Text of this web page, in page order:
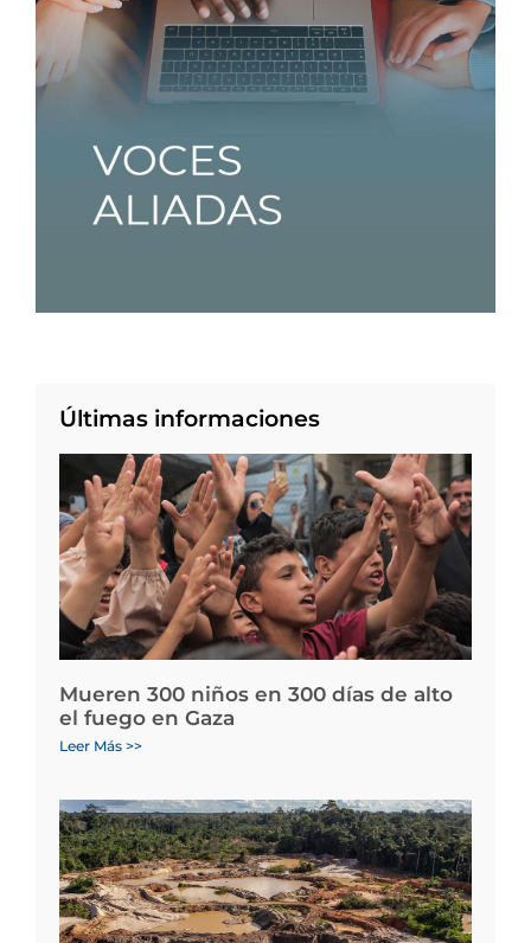
Últimas informaciones
Mueren 300 niños en 300 días de alto
el fuego en Gaza
Leer Más >>